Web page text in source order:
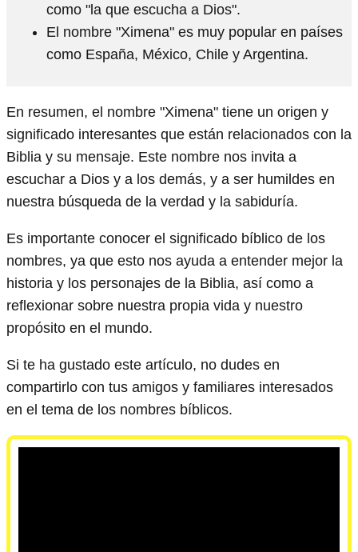
como "la que escucha a Dios".
El nombre "Ximena" es muy popular en países
como España, México, Chile y Argentina.
En resumen, el nombre "Ximena" tiene un origen y
significado interesantes que están relacionados con la
Biblia y su mensaje. Este nombre nos invita a
escuchar a Dios y a los demás, y a ser humildes en
nuestra búsqueda de la verdad y la sabiduría.
Es importante conocer el significado bíblico de los
nombres, ya que esto nos ayuda a entender mejor la
historia y los personajes de la Biblia, así como a
reflexionar sobre nuestra propia vida y nuestro
propósito en el mundo.
Si te ha gustado este artículo, no dudes en
compartirlo con tus amigos y familiares interesados
en el tema de los nombres bíblicos.